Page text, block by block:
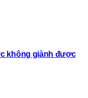
không giành được